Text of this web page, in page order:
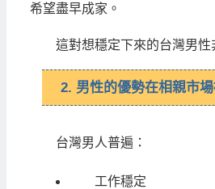
希望盡早成家。
這對想穩定下來的台灣男性
2. 男性的優勢在相親市
台灣男人普遍：
工作穩定